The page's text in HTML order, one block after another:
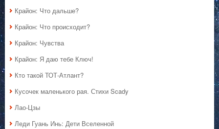
Крайон: Что дальше?
Крайон: Что происходит?
Крайон: Чувства
Крайон: Я даю тебе Ключ!
Кто такой ТОТ-Атлант?
Кусочек маленького рая. Стихи Scady
Лао-Цзы
Леди Гуань Инь: Дети Вселенной